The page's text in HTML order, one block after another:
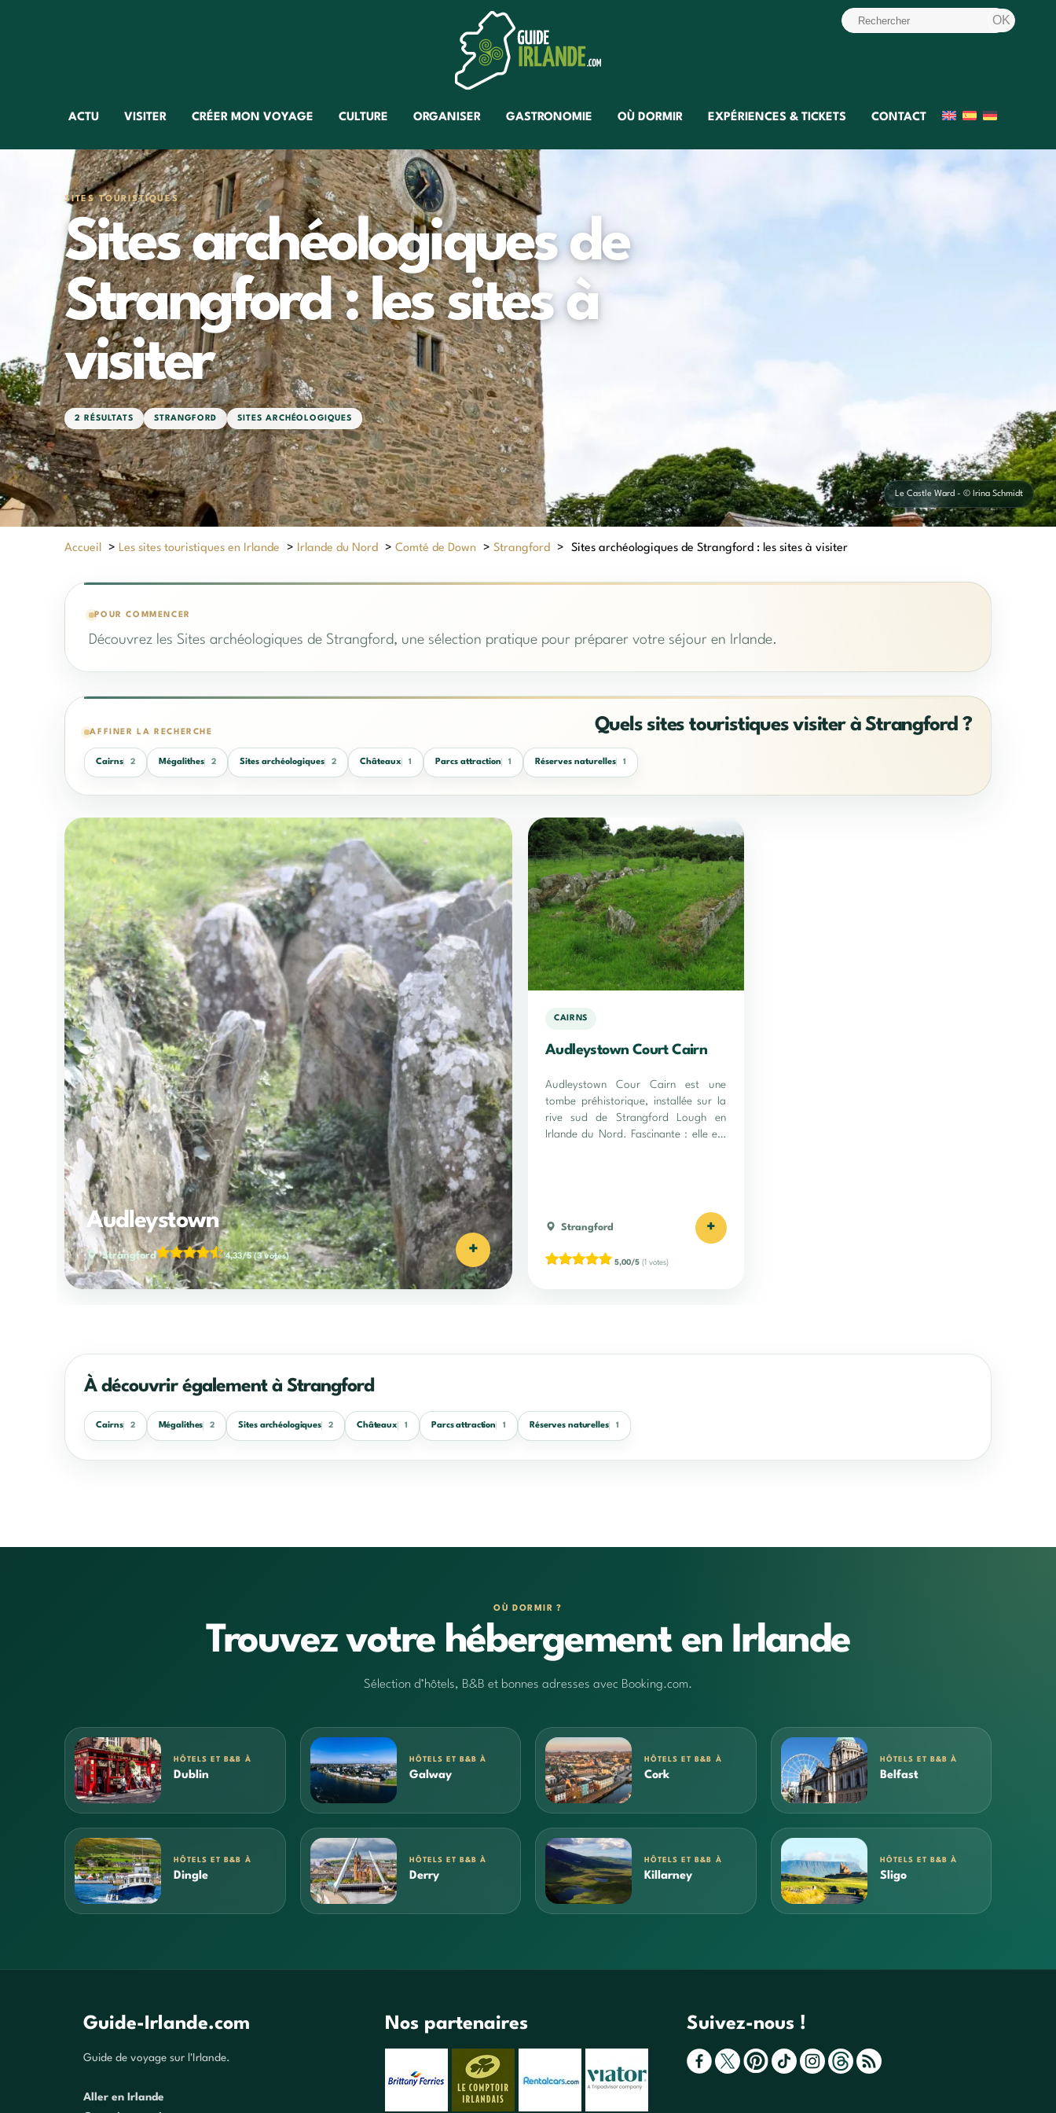
ACTU VISITER CRÉER MON VOYAGE CULTURE ORGANISER GASTRONOMIE OÙ DORMIR EXPÉRIENCES & TICKETS CONTACT
SITES TOURISTIQUES
Sites archéologiques de
Strangford : les sites à
visiter
2 RÉSULTATS STRANGFORD SITES ARCHÉOLOGIQUES
Le Castle Ward - © Irina Schmidt
Accueil > Les sites touristiques en Irlande > Irlande du Nord >Comté de Down >Strangford > Sites archéologiques de Strangford : les sites à visiter
POUR COMMENCER
Découvrez les Sites archéologiques de Strangford, une sélection pratique pour préparer votre séjour en Irlande.
AFFINER LA RECHERCHE Quels sites touristiques visiter à Strangford ?
Cairns 2 Mégalithes 2 Sites archéologiques 2 Châteaux 1 Parcs attraction 1 Réserves naturelles 1
Audleystown
Strangford 4,33/5(3 votes) +
CAIRNS
Audleystown Court Cairn
Audleystown Cour Cairn est une
tombe préhistorique, installée sur la
rive sud de Strangford Lough en
Irlande du Nord. Fascinante : elle est
Strangford +
5,00/5 (1 votes)
À découvrir également à Strangford
Cairns 2 Mégalithes 2 Sites archéologiques 2 Châteaux 1 Parcs attraction 1 Réserves naturelles 1
OÙ DORMIR ?
Trouvez votre hébergement en Irlande
Sélection d’hôtels, B&B et bonnes adresses avec Booking.com.
HÔTELS ET B&B À
Dublin
HÔTELS ET B&B À
Galway
HÔTELS ET B&B À
Cork
HÔTELS ET B&B À
Belfast
HÔTELS ET B&B À
Dingle
HÔTELS ET B&B À
Derry
HÔTELS ET B&B À
Killarney
HÔTELS ET B&B À
Sligo
Guide-Irlande.com
Guide de voyage sur l'Irlande.
Aller en Irlande
Nos partenaires Suivez-nous !